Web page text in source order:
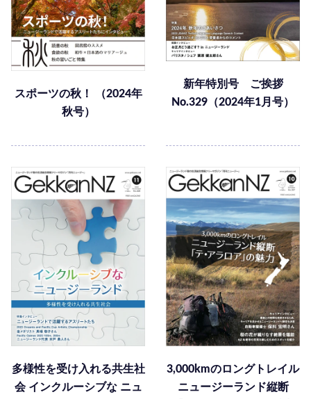
スポーツの秋！ （2024年
秋号）
新年特別号 ご挨拶
No.329（2024年1月号）
多様性を受け入れる共生社
会 インクルーシブな ニュ
3,000kmのロングトレイル
ニュージーランド縦断